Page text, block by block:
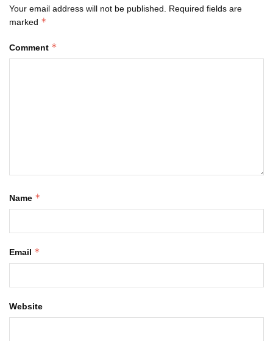
Your email address will not be published. Required fields are
marked *
Comment *
Name *
Email *
Website